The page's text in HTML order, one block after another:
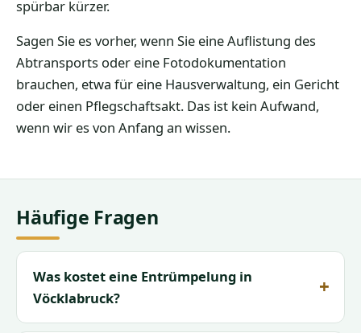
spürbar kürzer.
Sagen Sie es vorher, wenn Sie eine Auflistung des
Abtransports oder eine Fotodokumentation
brauchen, etwa für eine Hausverwaltung, ein Gericht
oder einen Pflegschaftsakt. Das ist kein Aufwand,
wenn wir es von Anfang an wissen.
Häufige Fragen
Was kostet eine Entrümpelung in
Vöcklabruck?